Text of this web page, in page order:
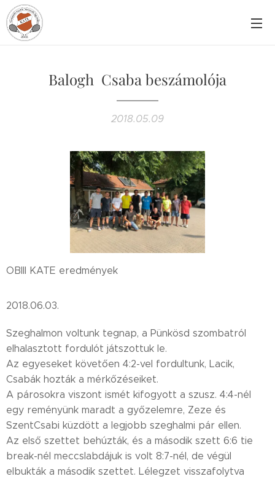
Balogh Csaba beszámolója
2018.05.09
OBIII KATE eredmények
2018.06.03.
Szeghalmon voltunk tegnap, a Pünkösd szombatról
elhalasztott fordulót játszottuk le.
Az egyeseket követően 4:2-vel fordultunk, Lacik,
Csabák hozták a mérkőzéseiket.
A párosokra viszont ismét kifogyott a szusz. 4:4-nél
egy reményünk maradt a győzelemre, Zeze és
SzentCsabi küzdött a legjobb szeghalmi pár ellen.
Az első szettet behúzták, és a második szett 6:6 tie
break-nél meccslabdájuk is volt 8:7-nél, de végül
elbukták a második szettet. Lélegzet visszafolytva